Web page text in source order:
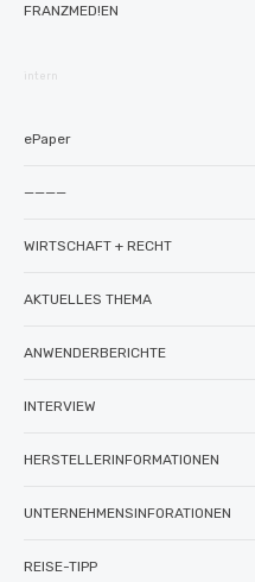
FRANZMED!EN
intern
ePaper
————
WIRTSCHAFT + RECHT
AKTUELLES THEMA
ANWENDERBERICHTE
INTERVIEW
HERSTELLERINFORMATIONEN
UNTERNEHMENSINFORATIONEN
REISE-TIPP